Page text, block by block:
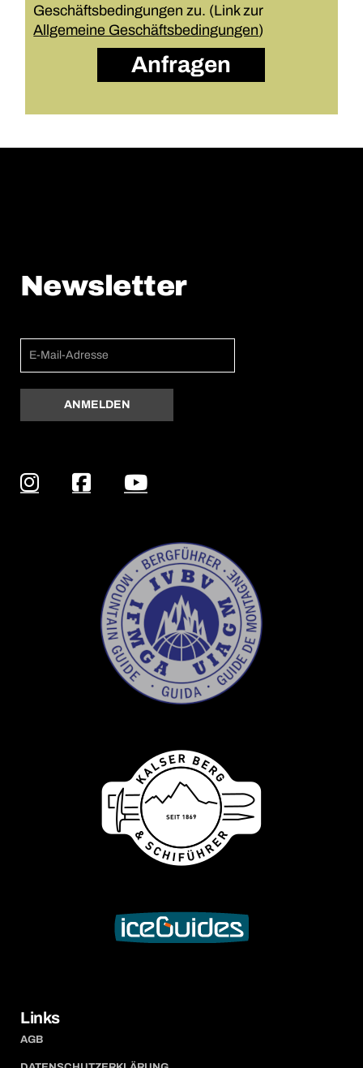
Geschäftsbedingungen zu. (Link zur
Allgemeine Geschäftsbedingungen)
Anfragen
Newsletter
Links
AGB